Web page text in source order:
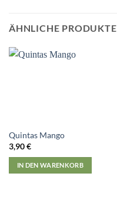
ÄHNLICHE PRODUKTE
Quintas Mango
3,90€
IN DEN WARENKORB